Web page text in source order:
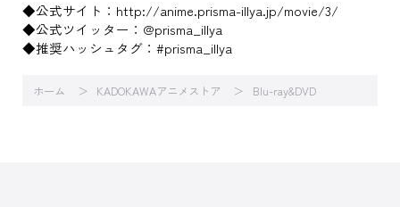
◆公式サイト：http://anime.prisma-illya.jp/movie/3/
◆公式ツイッター：@prisma_illya
◆推奨ハッシュタグ：#prisma_illya
ホーム KADOKAWAアニメストア Blu-ray&DVD